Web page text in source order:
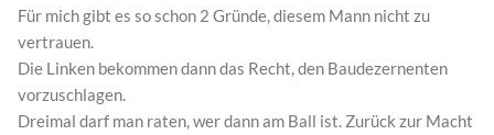
Für mich gibt es so schon 2 Gründe, diesem Mann nicht zu
vertrauen.
Die Linken bekommen dann das Recht, den Baudezernenten
vorzuschlagen.
Dreimal darf man raten, wer dann am Ball ist. Zurück zur Macht